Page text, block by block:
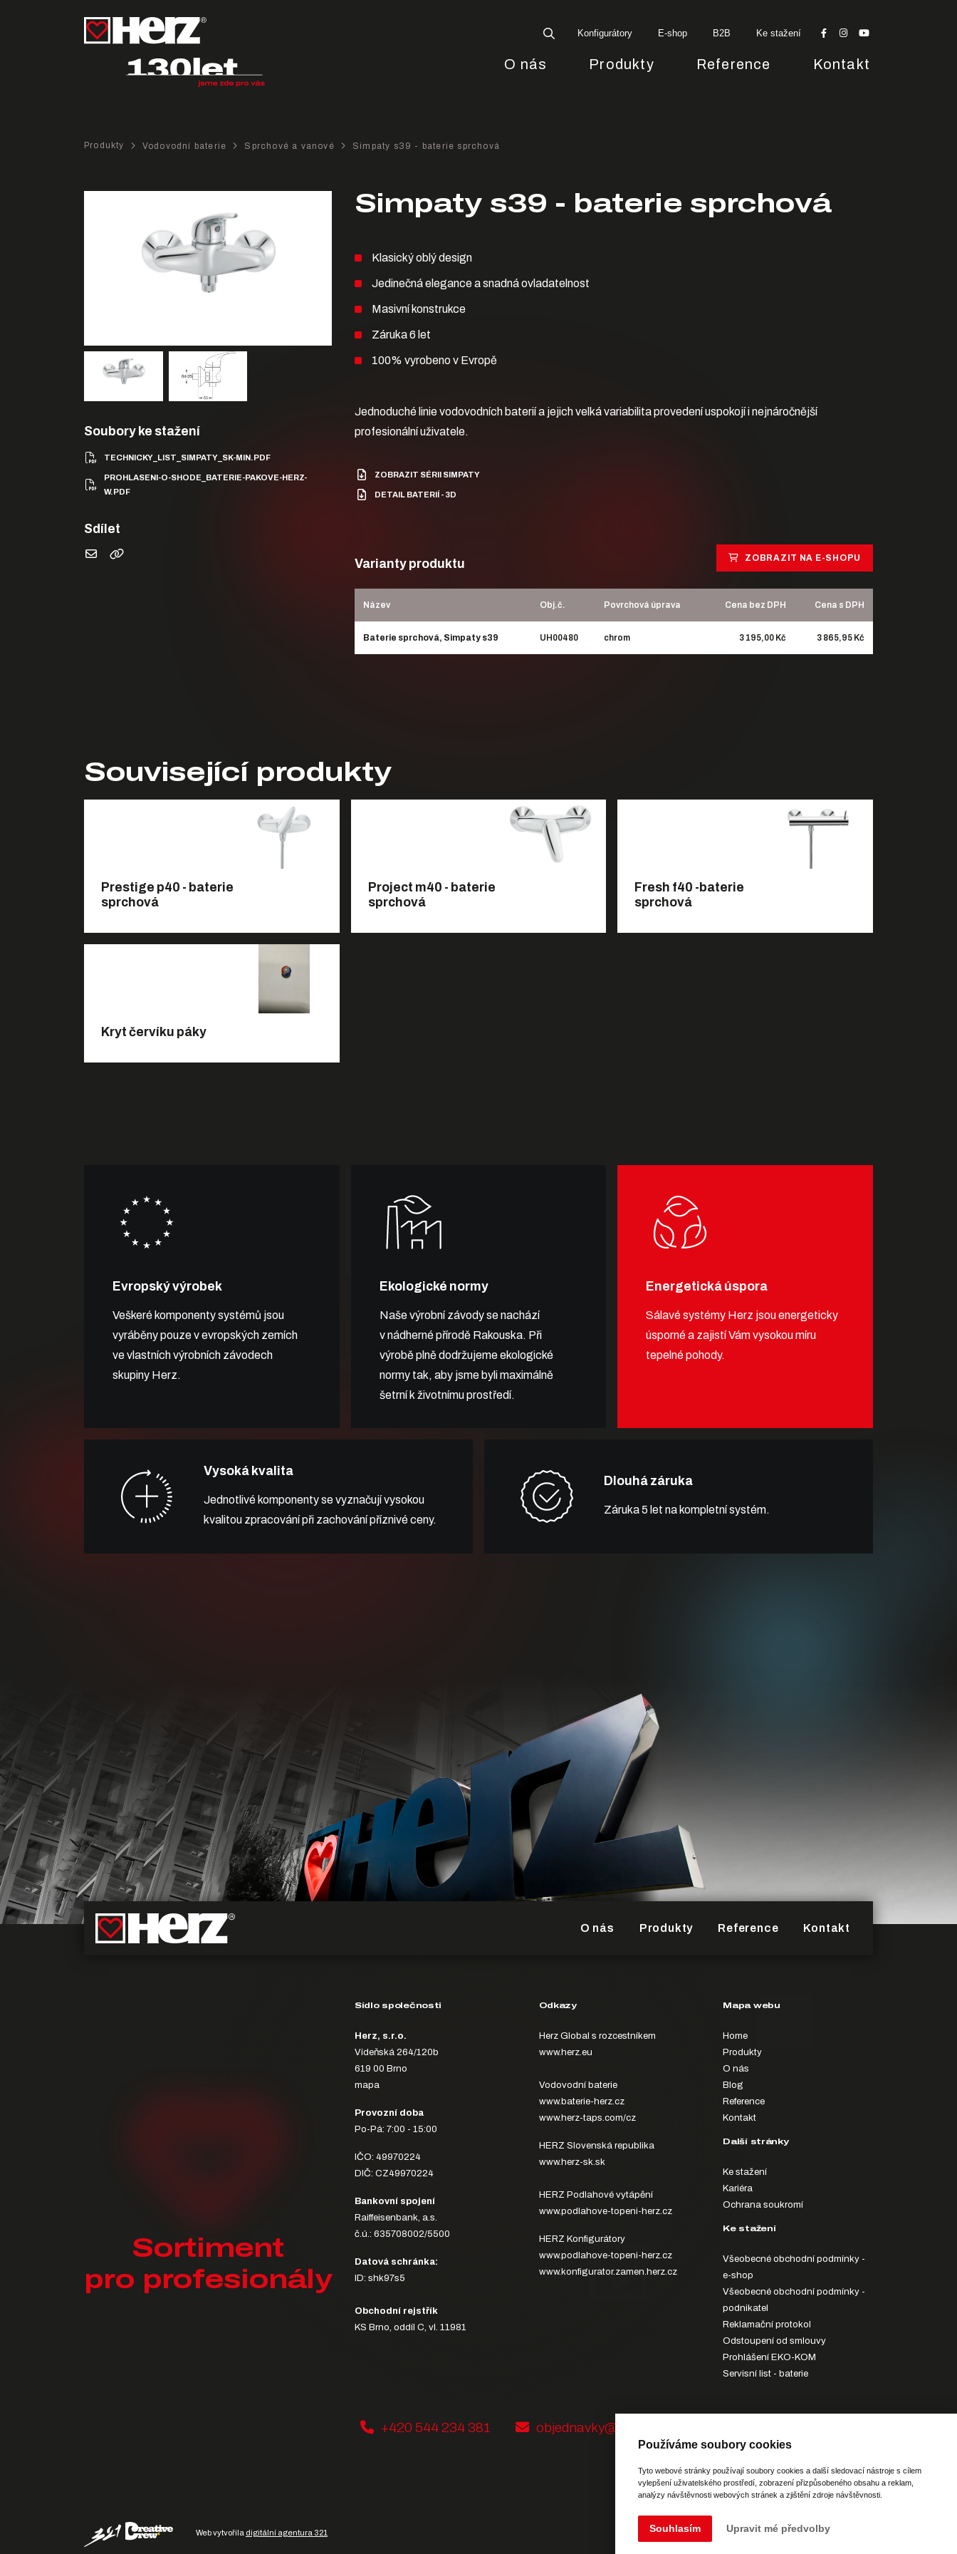
Používáme soubory cookies
Tyto webové stránky používají soubory cookies a další sledovací nástroje s cílem
vylepšení uživatelského prostředí, zobrazení přizpůsobeného obsahu a reklam,
analýzy návštěvnosti webových stránek a zjištění zdroje návštěvnosti.
Souhlasím Upravit mé předvolby
Konfigurátory E-shop B2B Ke stažení
O nás Produkty Reference Kontakt
Produkty Vodovodní baterie Sprchové a vanové Simpaty s39 - baterie sprchová
Soubory ke stažení
TECHNICKY_LIST_SIMPATY_SK-MIN.PDF
PROHLASENI-O-SHODE_BATERIE-PAKOVE-HERZ-
W.PDF
Sdílet
Simpaty s39 - baterie sprchová
Klasický oblý design
Jedinečná elegance a snadná ovladatelnost
Masivní konstrukce
Záruka 6 let
100% vyrobeno v Evropě
Jednoduché linie vodovodních baterií a jejich velká variabilita provedení uspokojí i nejnáročnější
profesionální uživatele.
ZOBRAZIT SÉRII SIMPATY
DETAIL BATERIÍ - 3D
Varianty produktu ZOBRAZIT NA E-SHOPU
Název Obj.č. Povrchová úprava Cena bez DPH Cena s DPH
Baterie sprchová, Simpaty s39 UH00480 chrom 3 195,00 Kč 3 865,95 Kč
Související produkty
Prestige p40 - baterie
sprchová
Project m40 - baterie
sprchová
Fresh f40 -baterie
sprchová
Kryt červíku páky
Evropský výrobek
Veškeré komponenty systémů jsou
vyráběny pouze v evropských zemích
ve vlastních výrobních závodech
skupiny Herz.
Ekologické normy
Naše výrobní závody se nachází
v nádherné přírodě Rakouska. Při
výrobě plně dodržujeme ekologické
normy tak, aby jsme byli maximálně
šetrní k životnímu prostředí.
Energetická úspora
Sálavé systémy Herz jsou energeticky
úsporné a zajistí Vám vysokou míru
tepelné pohody.
Vysoká kvalita
Jednotlivé komponenty se vyznačují vysokou
kvalitou zpracování při zachování příznivé ceny.
Dlouhá záruka
Záruka 5 let na kompletní systém.
O nás Produkty Reference Kontakt
Sortiment
pro profesionály
Sídlo společnosti
Herz, s.r.o.
Vídeňská 264/120b
619 00 Brno
mapa
Provozní doba
Po-Pá: 7:00 - 15:00
IČO: 49970224
DIČ: CZ49970224
Bankovní spojení
Raiffeisenbank, a.s.
č.ú.: 635708002/5500
Datová schránka:
ID: shk97s5
Obchodní rejstřík
KS Brno, oddíl C, vl. 11981
Odkazy
Herz Global s rozcestníkem
www.herz.eu
Vodovodní baterie
www.baterie-herz.cz
www.herz-taps.com/cz
HERZ Slovenská republika
www.herz-sk.sk
HERZ Podlahové vytápění
www.podlahove-topeni-herz.cz
HERZ Konfigurátory
www.podlahove-topeni-herz.cz
www.konfigurator.zamen.herz.cz
Mapa webu
Home
Produkty
O nás
Blog
Reference
Kontakt
Další stránky
Ke stažení
Kariéra
Ochrana soukromí
Ke stažení
Všeobecné obchodní podmínky -
e-shop
Všeobecné obchodní podmínky -
podnikatel
Reklamační protokol
Odstoupení od smlouvy
Prohlášení EKO-KOM
Servisní list - baterie
+420 544 234 381 objednavky@herz.cz
Web vytvořila digitální agentura 321
Potřebujete poradit?
se našeho asistentaChettyho .